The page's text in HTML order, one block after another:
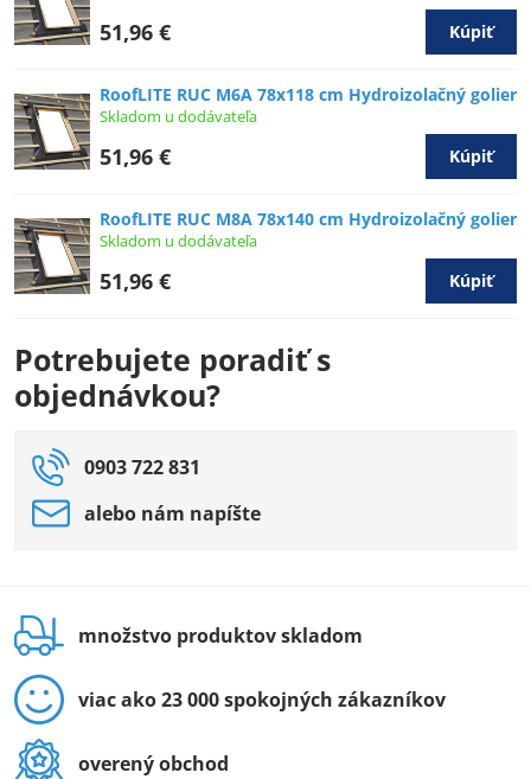
51,96 € Kúpiť
RoofLITE RUC M6A 78x118 cm Hydroizolačný golier
Skladom u dodávateľa
51,96 € Kúpiť
RoofLITE RUC M8A 78x140 cm Hydroizolačný golier
Skladom u dodávateľa
51,96 € Kúpiť
Potrebujete poradiť s
objednávkou?
0903 722 831
alebo nám napíšte
množstvo produktov skladom
viac ako 23 000 spokojných zákazníkov
overený obchod